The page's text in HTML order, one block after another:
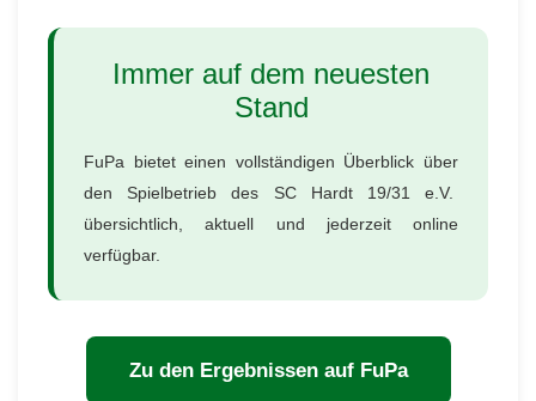
Immer auf dem neuesten
Stand
FuPa bietet einen vollständigen Überblick über
den Spielbetrieb des SC Hardt 19/31 e.V.
übersichtlich, aktuell und jederzeit online
verfügbar.
Zu den Ergebnissen auf FuPa